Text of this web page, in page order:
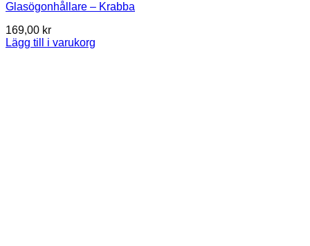
Glasögonhållare – Krabba
169,00 kr
Lägg till i varukorg